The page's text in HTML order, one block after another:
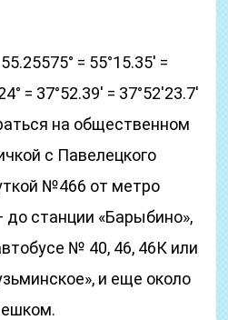
= 55°15.35′ =
= 37°52.39′ = 37°52′23.7′
на общественном
с Павелецкого
№466 от метро
станции «Барыбино»,
№ 40, 46, 46К или
и еще около